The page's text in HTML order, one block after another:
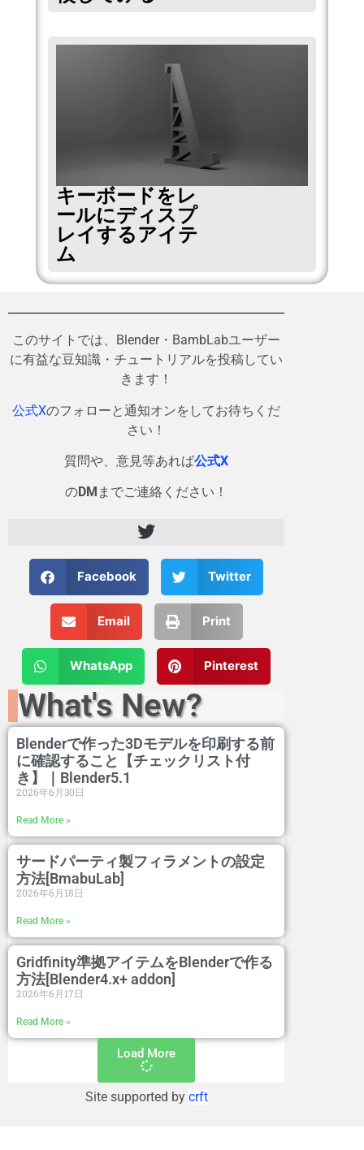
キーボードをレ
ールにディスプ
レイするアイテ
ム
このサイトでは、Blender・BambLabユーザー
に有益な豆知識・チュートリアルを投稿してい
きます！
公式Xのフォローと通知オンをしてお待ちくだ
さい！
質問や、意見等あれば公式X
のDM までご連絡ください！
Facebook Twitter
Email Print
WhatsApp Pinterest
What's New?
Blenderで作った3Dモデルを印刷する前
に確認すること【チェックリスト付
き】｜Blender5.1
2026年6月30日
Read More »
サードパーティ製フィラメントの設定
方法[BmabuLab]
2026年6月18日
Read More »
Gridfinity準拠アイテムをBlenderで作る
方法[Blender4.x+ addon]
2026年6月17日
Read More »
Load More
Site supported by crft